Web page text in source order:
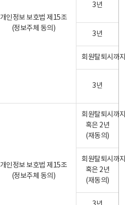
개인정보 보호법 제15조
(정보주체 동의)
3년
3년
회원탈퇴시까
3년
개인정보 보호법 제15조
(정보주체 동의)
회원탈퇴시까
혹은 2년
(재동의)
회원탈퇴시까
혹은 2년
(재동의)